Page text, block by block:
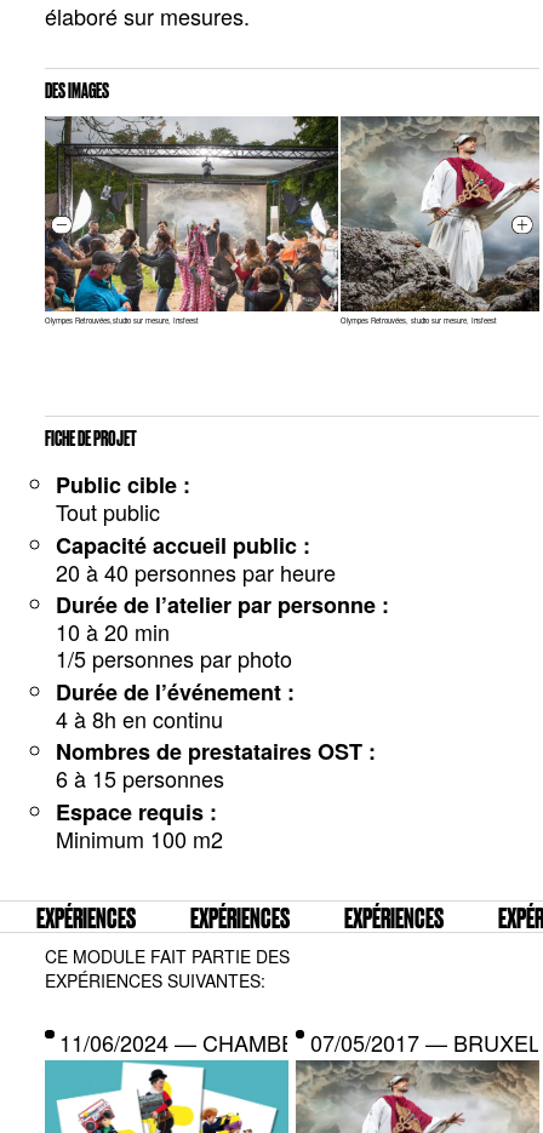
élaboré sur mesures.
DES IMAGES
Olympes Retrouvées,studio sur mesure, Irisfeest Olympes Retrouvées, studio sur mesure, Irisfeest
FICHE DE PROJET
Public cible :
Tout public
Capacité accueil public :
20 à 40 personnes par heure
Durée de l’atelier par personne :
10 à 20 min
1/5 personnes par photo
Durée de l’événement :
4 à 8h en continu
Nombres de prestataires OST :
6 à 15 personnes
Espace requis :
Minimum 100 m2
EXPÉRIENCES EXPÉRIENCES EXPÉRIENCES
CE MODULE FAIT PARTIE DES
EXPÉRIENCES SUIVANTES:
11/06/2024 — CHAMBERY07/05/2017 —